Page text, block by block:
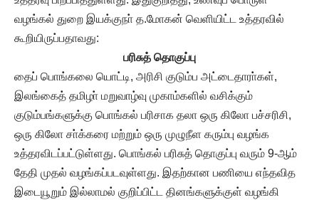
வழங்கல் துறை இயக்குநா் த.மோகன் வெளியிட்ட உத்தரவில்
கூறியிருப்பதாவது:
பரிசுத் தொகுப்பு
தைப் பொங்கலை யொட்டி, அரிசி குடும்ப அட்டைதாரா்கள்,
இலங்கைத் தமிழா் மறுவாழ்வு முகாம்களில் வசிக்கும்
குடும்பங்களுக்கு பொங்கல் பரிசாக தலா ஒரு கிலோ பச்சரிசி,
ஒரு கிலோ சா்க்கரை மற்றும் ஒரு முழுநீள கரும்பு வழங்க
உத்தரவிடப்பட்டுள்ளது. பொங்கல் பரிசுத் தொகுப்பு வரும் 9-ஆம்
தேதி முதல் வழங்கப்படவுள்ளது. இதற்கான பணியை எந்தவித
இடையூறும் இல்லாமல் குறிப்பிட்ட தினங்களுக்குள் வழங்கி